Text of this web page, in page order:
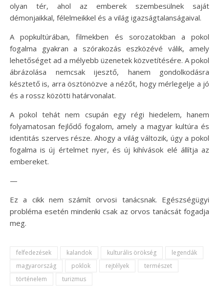
olyan tér, ahol az emberek szembesülnek saját
démonjaikkal, félelmeikkel és a világ igazságtalanságaival.
A popkultúrában, filmekben és sorozatokban a pokol
fogalma gyakran a szórakozás eszközévé válik, amely
lehetőséget ad a mélyebb üzenetek közvetítésére. A pokol
ábrázolása nemcsak ijesztő, hanem gondolkodásra
késztető is, arra ösztönözve a nézőt, hogy mérlegelje a jó
és a rossz közötti határvonalat.
A pokol tehát nem csupán egy régi hiedelem, hanem
folyamatosan fejlődő fogalom, amely a magyar kultúra és
identitás szerves része. Ahogy a világ változik, úgy a pokol
fogalma is új értelmet nyer, és új kihívások elé állítja az
embereket.
—
Ez a cikk nem számít orvosi tanácsnak. Egészségügyi
probléma esetén mindenki csak az orvos tanácsát fogadja
meg.
felfedezések kalandok kulturális örökség
legendák
magyarország
poklok rejtélyek
természet
történelem
turizmus